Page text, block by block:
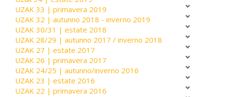
UZAK 33 | primavera 2019
UZAK 32 | autunno 2018 - inverno 2019
UZAK 30/31 | estate 2018
UZAK 28/29 | autunno 2017 / inverno 2018
UZAK 27 | estate 2017
UZAK 26 | primavera 2017
UZAK 24/25 | autunno/inverno 2016
UZAK 23 | estate 2016
UZAK 22 | primavera 2016